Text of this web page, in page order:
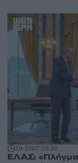
19:1007.08.26
ΕΛΑΣ: «Πλήγμα